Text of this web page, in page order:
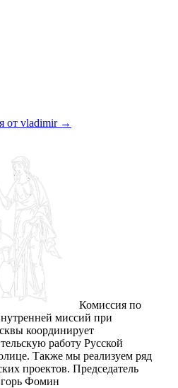
от vladimir →
Комиссия по
миссий при
координирует
работу Русской
Также мы реализуем ряд
проектов. Председатель
Фомин